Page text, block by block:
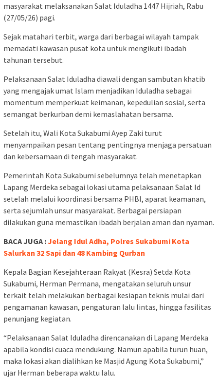
masyarakat melaksanakan Salat Iduladha 1447 Hijriah, Rabu
(27/05/26) pagi.
Sejak matahari terbit, warga dari berbagai wilayah tampak
memadati kawasan pusat kota untuk mengikuti ibadah
tahunan tersebut.
Pelaksanaan Salat Iduladha diawali dengan sambutan khatib
yang mengajak umat Islam menjadikan Iduladha sebagai
momentum memperkuat keimanan, kepedulian sosial, serta
semangat berkurban demi kemaslahatan bersama.
Setelah itu, Wali Kota Sukabumi Ayep Zaki turut
menyampaikan pesan tentang pentingnya menjaga persatuan
dan kebersamaan di tengah masyarakat.
Pemerintah Kota Sukabumi sebelumnya telah menetapkan
Lapang Merdeka sebagai lokasi utama pelaksanaan Salat Id
setelah melalui koordinasi bersama PHBI, aparat keamanan,
serta sejumlah unsur masyarakat. Berbagai persiapan
dilakukan guna memastikan ibadah berjalan aman dan nyaman.
BACA JUGA :Jelang Idul Adha, Polres Sukabumi Kota
Salurkan 32 Sapi dan 48 Kambing Qurban
Kepala Bagian Kesejahteraan Rakyat (Kesra) Setda Kota
Sukabumi, Herman Permana, mengatakan seluruh unsur
terkait telah melakukan berbagai kesiapan teknis mulai dari
pengamanan kawasan, pengaturan lalu lintas, hingga fasilitas
penunjang kegiatan.
“Pelaksanaan Salat Iduladha direncanakan di Lapang Merdeka
apabila kondisi cuaca mendukung. Namun apabila turun huan,
maka lokasi akan dialihkan ke Masjid Agung Kota Sukabumi,”
ujar Herman beberapa waktu lalu.